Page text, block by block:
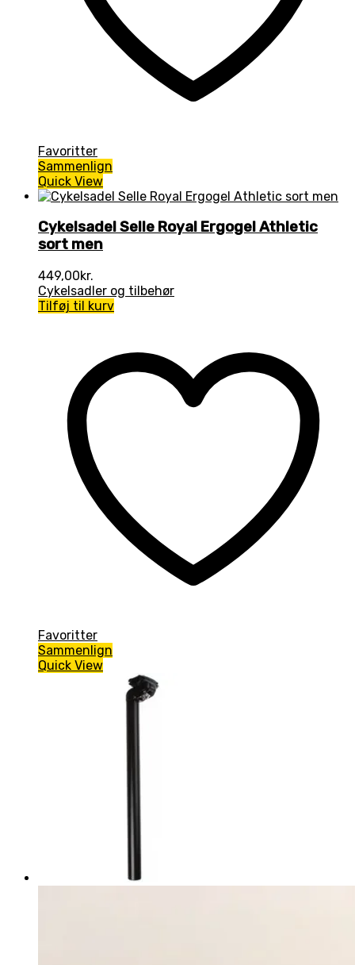
Favoritter
Sammenlign
Quick View
Cykelsadel Selle Royal Ergogel Athletic
sort men
449,00kr.
Cykelsadler og tilbehør
Tilføj til kurv
Favoritter
Sammenlign
Quick View